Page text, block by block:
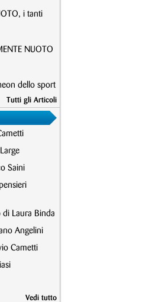
i tanti
NUOTO
dello sport
Tutti gli Articoli
Saini
di Laura Binda
Angelini
Cametti
Vedi tutto